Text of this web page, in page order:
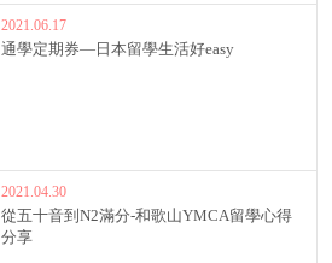
2021.06.17
通學定期券—日本留學生活好easy
2021.04.30
從五十音到N2滿分-和歌山YMCA留學心得
分享